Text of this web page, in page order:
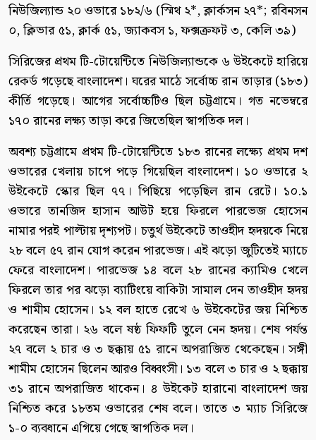
নিউজিল্যান্ড ২০ ওভারে ১৮২/৬ (স্মিথ ২*, ক্লার্কসন ২৭*; রবিনসন
০, ক্লিভার ৫১, ক্লার্ক ৫১, জ্যাকবস ১, ফক্সক্রফট ৩, কেলি ৩৯)
সিরিজের প্রথম টি-টোয়েন্টিতে নিউজিল্যান্ডকে ৬ উইকেটে হারিয়ে
রেকর্ড গড়েছে বাংলাদেশ। ঘরের মাঠে সর্বোচ্চ রান তাড়ার (১৮৩)
কীর্তি গড়েছে। আগের সর্বোচ্চটিও ছিল চট্টগ্রামে। গত নভেম্বরে
১৭০ রানের লক্ষ্য তাড়া করে জিতেছিল স্বাগতিক দল।
অবশ্য চট্টগ্রামে প্রথম টি-টোয়েন্টিতে ১৮৩ রানের লক্ষ্যে প্রথম দশ
ওভারের খেলায় চাপে পড়ে গিয়েছিল বাংলাদেশ। ১০ ওভারে ২
উইকেটে স্কোর ছিল ৭৭। পিছিয়ে পড়েছিল রান রেটে। ১০.১
ওভারে তানজিদ হাসান আউট হয়ে ফিরলে পারভেজ হোসেন
নামার পরই পাল্টায় দৃশ্যপট। চতুর্থ উইকেটে তাওহীদ হৃদয়কে নিয়ে
২৮ বলে ৫৭ রান যোগ করেন পারভেজ। এই ঝড়ো জুটিতেই ম্যাচে
ফেরে বাংলাদেশ। পারভেজ ১৪ বলে ২৮ রানের ক্যামিও খেলে
ফিরলে তার পর ঝড়ো ব্যাটিংয়ে বাকিটা সামাল দেন তাওহীদ হৃদয়
ও শামীম হোসেন। ১২ বল হাতে রেখে ৬ উইকেটের জয় নিশ্চিত
করেছেন তারা। ২৬ বলে ষষ্ঠ ফিফটি তুলে নেন হৃদয়। শেষ পর্যন্ত
২৭ বলে ২ চার ও ৩ ছক্কায় ৫১ রানে অপরাজিত থেকেছেন। সঙ্গী
শামীম হোসেন ছিলেন আরও বিধ্বংসী। ১৩ বলে ৩ চার ও ২ ছক্কায়
৩১ রানে অপরাজিত থাকেন। ৪ উইকেট হারানো বাংলাদেশ জয়
নিশ্চিত করে ১৮তম ওভারের শেষ বলে। তাতে ৩ ম্যাচ সিরিজে
১-০ ব্যবধানে এগিয়ে গেছে স্বাগতিক দল।